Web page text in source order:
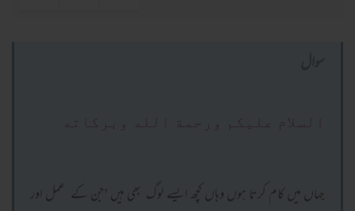
السلام عليكم ورحمة الله وبركاته
جہاں میں کام کرتا ہوں وہاں کچھ ایسے لوگ بھی ہیں 'جن کے عمل اور